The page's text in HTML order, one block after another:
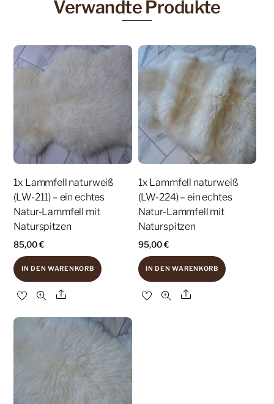
Verwandte Produkte
1x Lammfell naturweiß
(LW-211) – ein echtes
Natur-Lammfell mit
Naturspitzen
85,00€
IN DEN WARENKORB
Share
1x Lammfell naturweiß
(LW-224) – ein echtes
Natur-Lammfell mit
Naturspitzen
95,00€
IN DEN WARENKORB
Share